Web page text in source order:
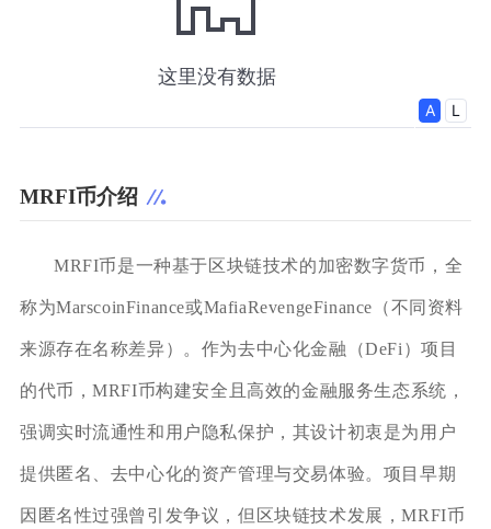
MRFI币介绍
MRFI币是一种基于区块链技术的加密数字货币，全
称为MarscoinFinance或MafiaRevengeFinance（不同资料
来源存在名称差异）。作为去中心化金融（DeFi）项目
的代币，MRFI币构建安全且高效的金融服务生态系统，
强调实时流通性和用户隐私保护，其设计初衷是为用户
提供匿名、去中心化的资产管理与交易体验。项目早期
因匿名性过强曾引发争议，但区块链技术发展，MRFI币